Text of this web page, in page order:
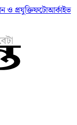
ও প্রযুক্তিফটোআর্কাইভ